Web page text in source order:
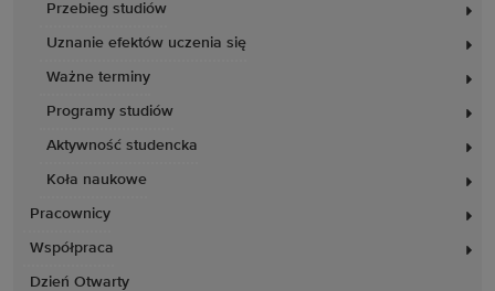
Przebieg studiów
Uznanie efektów uczenia się
Ważne terminy
Programy studiów
Aktywność studencka
Koła naukowe
Pracownicy
Współpraca
Dzień Otwarty